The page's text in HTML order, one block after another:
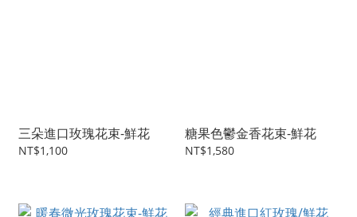
三朵進口玫瑰花束-鮮花
NT$1,100
糖果色鬱金香花束-鮮花
NT$1,580